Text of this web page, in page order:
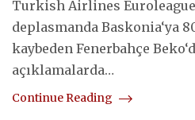
Turkish Airlines
deplasmanda Baskonia‘ya
kaybeden Fenerbahçe
açıklamalarda…
Continue Reading